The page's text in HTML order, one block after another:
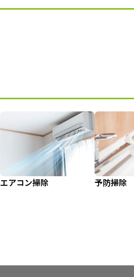
エアコン掃除 予防掃除